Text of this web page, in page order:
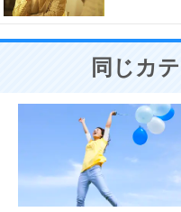
同じカ